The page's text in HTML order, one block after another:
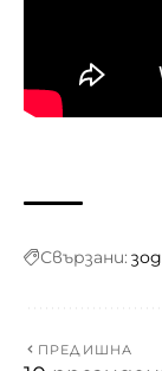
Свързани:
ПРЕДИШНА